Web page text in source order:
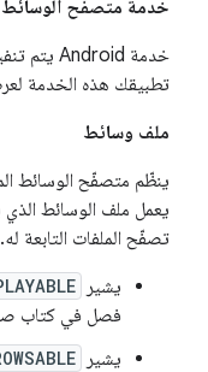
خدمة متصفّح الوسائط
خدمة Android يتم تنفيذها من خلال تطبيق موسيقى وتتوافق مع
تطبيقك هذه الخدمة
ملف وسائط
ينظّم متصفّح الوسائط
يعمل ملف الوسائط
تصفّح الملفات التابعة له.
يشير
فصل في كتاب
يشير